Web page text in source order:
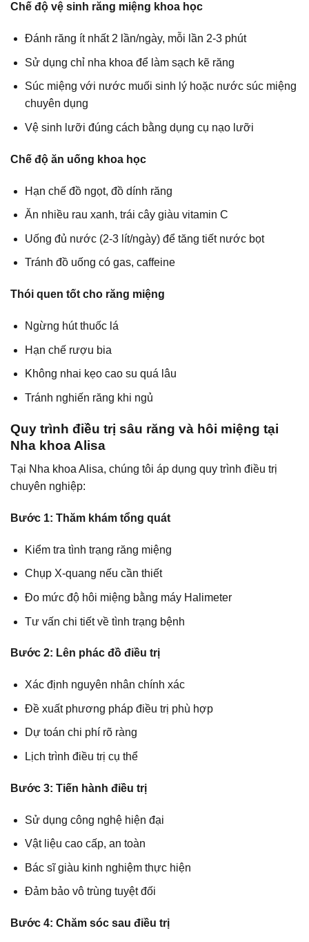
Chế độ vệ sinh răng miệng khoa học
Đánh răng ít nhất 2 lần/ngày, mỗi lần 2-3 phút
Sử dụng chỉ nha khoa để làm sạch kẽ răng
Súc miệng với nước muối sinh lý hoặc nước súc miệng
chuyên dụng
Vệ sinh lưỡi đúng cách bằng dụng cụ nạo lưỡi
Chế độ ăn uống khoa học
Hạn chế đồ ngọt, đồ dính răng
Ăn nhiều rau xanh, trái cây giàu vitamin C
Uống đủ nước (2-3 lít/ngày) để tăng tiết nước bọt
Tránh đồ uống có gas, caffeine
Thói quen tốt cho răng miệng
Ngừng hút thuốc lá
Hạn chế rượu bia
Không nhai kẹo cao su quá lâu
Tránh nghiến răng khi ngủ
Quy trình điều trị sâu răng và hôi miệng tại
Nha khoa Alisa
Tại Nha khoa Alisa, chúng tôi áp dụng quy trình điều trị
chuyên nghiệp:
Bước 1: Thăm khám tổng quát
Kiểm tra tình trạng răng miệng
Chụp X-quang nếu cần thiết
Đo mức độ hôi miệng bằng máy Halimeter
Tư vấn chi tiết về tình trạng bệnh
Bước 2: Lên phác đồ điều trị
Xác định nguyên nhân chính xác
Đề xuất phương pháp điều trị phù hợp
Dự toán chi phí rõ ràng
Lịch trình điều trị cụ thể
Bước 3: Tiến hành điều trị
Sử dụng công nghệ hiện đại
Vật liệu cao cấp, an toàn
Bác sĩ giàu kinh nghiệm thực hiện
Đảm bảo vô trùng tuyệt đối
Bước 4: Chăm sóc sau điều trị